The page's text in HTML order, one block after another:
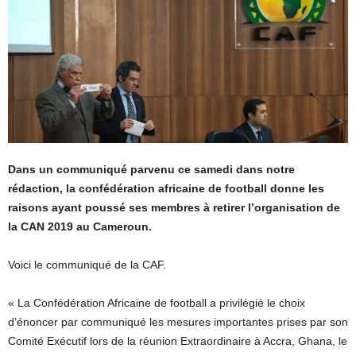
Dans un communiqué parvenu ce samedi dans notre
rédaction, la confédération africaine de football donne les
raisons ayant poussé ses membres à retirer l’organisation de
la CAN 2019 au Cameroun.
Voici le communiqué de la CAF.
« La Confédération Africaine de football a privilégié le choix
d’énoncer par communiqué les mesures importantes prises par son
Comité Exécutif lors de la réunion Extraordinaire à Accra, Ghana, le